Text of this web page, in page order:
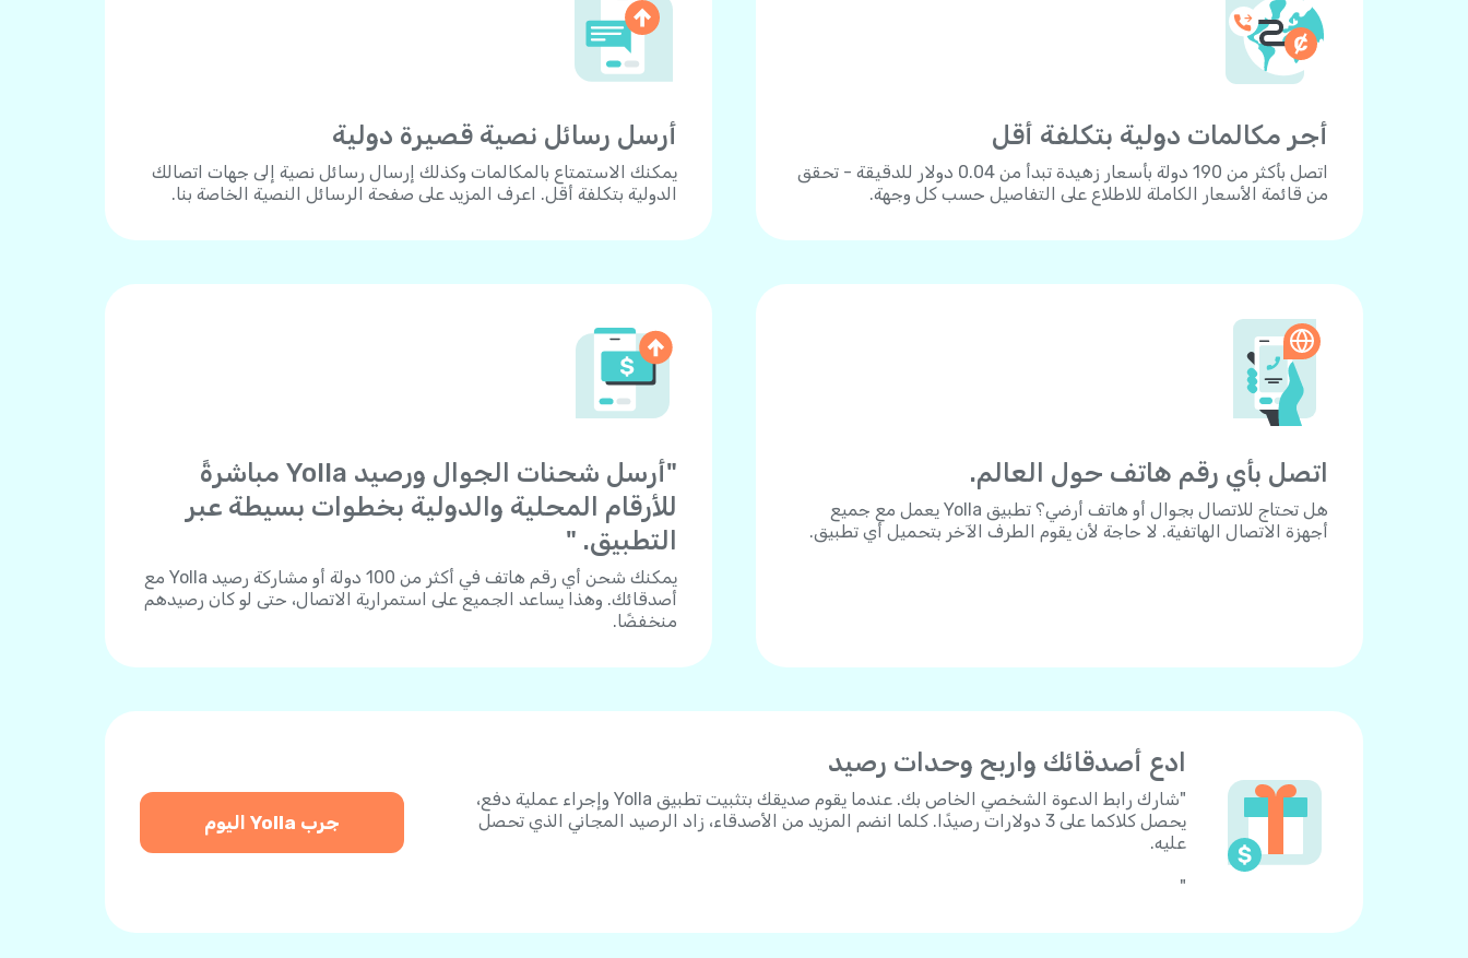
أجر مكالمات دولية بتكلفة أقل
اتصل بأكثر من 190 دولة بأسعار زهيدة تبدأ من 0.04 دولار للدقيقة - تحقق
من قائمة الأسعار الكاملة للاطلاع على التفاصيل حسب كل وجهة.
أرسل رسائل نصية قصيرة دولية
يمكنك الاستمتاع بالمكالمات وكذلك إرسال رسائل نصية إلى جهات اتصالك
الدولية بتكلفة أقل. اعرف المزيد على صفحة الرسائل النصية الخاصة بنا.
اتصل بأي رقم هاتف حول العالم.
هل تحتاج للاتصال بجوال أو هاتف أرضي؟ تطبيق Yolla يعمل مع جميع
أجهزة الاتصال الهاتفية. لا حاجة لأن يقوم الطرف الآخر بتحميل أي تطبيق.
"أرسل شحنات الجوال ورصيد Yolla مباشرةً
للأرقام المحلية والدولية بخطوات بسيطة عبر
التطبيق. "
يمكنك شحن أي رقم هاتف في أكثر من 100 دولة أو مشاركة رصيد Yolla مع
أصدقائك. وهذا يساعد الجميع على استمرارية الاتصال، حتى لو كان رصيدهم
منخفضًا.
ادع أصدقائك واربح وحدات رصيد
"شارك رابط الدعوة الشخصي الخاص بك. عندما يقوم صديقك بتثبيت تطبيق Yolla وإجراء عملية دفع،
يحصل كلاكما على 3 دولارات رصيدًا. كلما انضم المزيد من الأصدقاء، زاد الرصيد المجاني الذي تحصل
عليه.
"
جرب Yolla اليوم